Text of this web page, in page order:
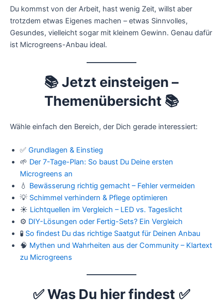
Du kommst von der Arbeit, hast wenig Zeit, willst aber
trotzdem etwas Eigenes machen – etwas Sinnvolles,
Gesundes, vielleicht sogar mit kleinem Gewinn. Genau dafür
ist Microgreens-Anbau ideal.
📚 Jetzt einsteigen –
Themenübersicht 📚
Wähle einfach den Bereich, der Dich gerade interessiert:
✅ Grundlagen & Einstieg
🌱 Der 7-Tage-Plan: So baust Du Deine ersten
Microgreens an
💧 Bewässerung richtig gemacht – Fehler vermeiden
💡 Schimmel verhindern & Pflege optimieren
☀️ Lichtquellen im Vergleich – LED vs. Tageslicht
⚙️ DIY-Lösungen oder Fertig-Sets? Ein Vergleich
🧪 So findest Du das richtige Saatgut für Deinen Anbau
🧠 Mythen und Wahrheiten aus der Community – Klartext
zu Microgreens
✅ Was Du hier findest ✅